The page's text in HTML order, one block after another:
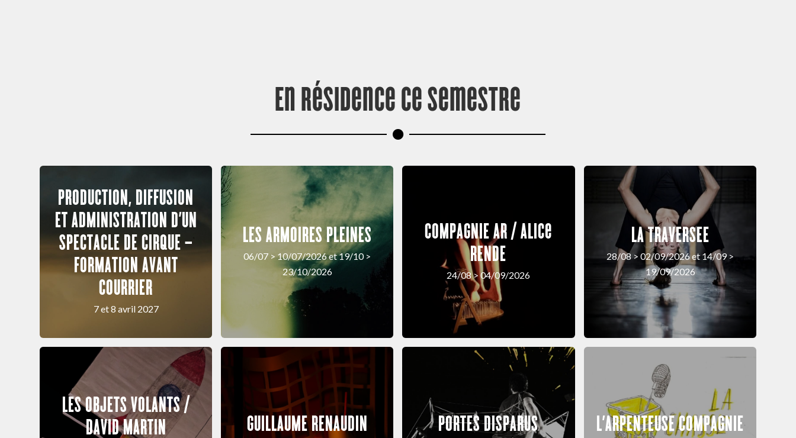
En résidence ce semestre
PRODUCTION, DIFFUSION
ET ADMINISTRATION D’UN
SPECTACLE DE CIRQUE –
FORMATION AVANT
COURRIER
7 et 8 avril 2027
LES ARMOIRES PLEINES
06/07 > 10/07/2026 et 19/10 >
23/10/2026
COMPAGNIE AR / Alice
RENDE
24/08 > 04/09/2026
LA TRAVERSEE
28/08 > 02/09/2026 et 14/09 >
19/09/2026
LES OBJETS VOLANTS /
DAVID MARTIN
GUILLAUME RENAUDIN PORTES DISPARUS L’ARPENTEUSE COMPAGNIE